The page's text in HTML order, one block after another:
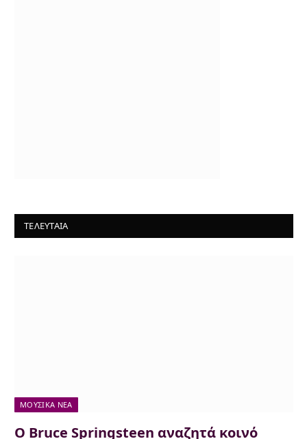
ΤΕΛΕΥΤΑΙΑ
ΜΟΥΣΙΚΆ ΝΈΑ
Ο Bruce Springsteen αναζητά κοινό